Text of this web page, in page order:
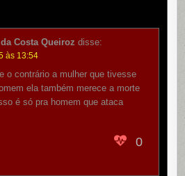
Costa Queiroz disse:
às 13:54
o contrário a mulher que tivesse
ela também merece a morte
é só pra homem que ataca
0